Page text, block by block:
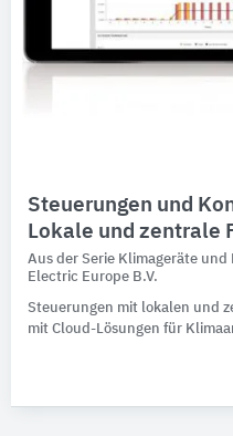
Steuerungen und
Lokale und zentrale
Aus der Serie Klimageräte
Electric Europe B.V.
Steuerungen mit lokalen und
mit Cloud-Lösungen für